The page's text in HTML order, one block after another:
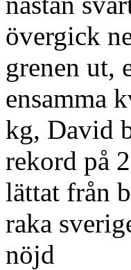
övergick
grenen ut,
ensamma
kg, David
rekord på
lättat från
raka
nöjd